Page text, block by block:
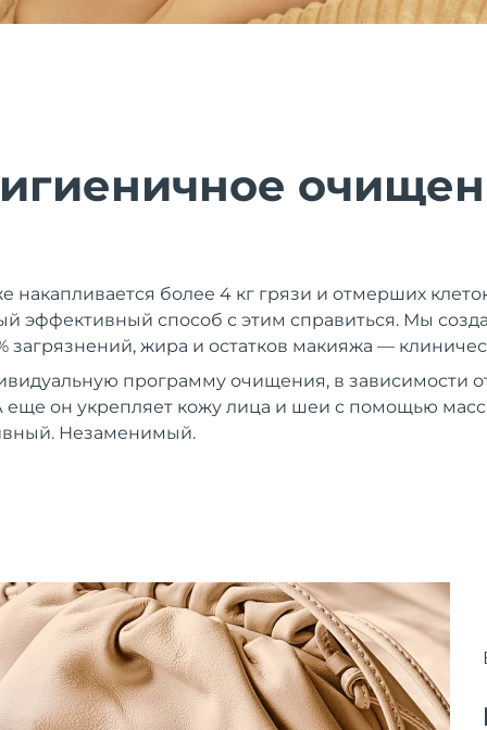
накапливается более 4 кг грязи и отмерших
эффективный способ с этим справиться. Мы
загрязнений, жира и остатков макияжа —
программу очищения, в зависимости
он укрепляет кожу лица и шеи с помощью
Незаменимый.